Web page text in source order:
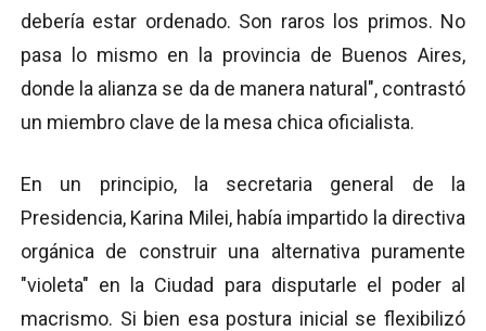
debería estar ordenado. Son raros los primos. No
pasa lo mismo en la provincia de Buenos Aires,
donde la alianza se da de manera natural", contrastó
un miembro clave de la mesa chica oficialista.
En un principio, la secretaria general de la
Presidencia, Karina Milei, había impartido la directiva
orgánica de construir una alternativa puramente
"violeta" en la Ciudad para disputarle el poder al
macrismo. Si bien esa postura inicial se flexibilizó